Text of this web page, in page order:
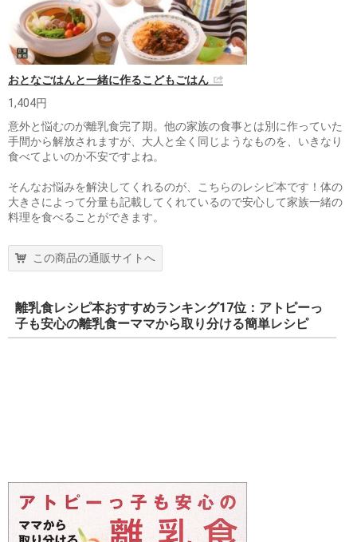
おとなごはんと一緒に作るこどもごはん
1,404円
意外と悩むのが離乳食完了期。他の家族の食事とは別に作っていた
手間から解放されますが、大人と全く同じようなものを、いきなり
食べてよいのか不安ですよね。
そんなお悩みを解決してくれるのが、こちらのレシピ本です！体の
大きさによって分量も記載してくれているので安心して家族一緒の
料理を食べることができます。
この商品の通販サイトへ
離乳食レシピ本おすすめランキング17位：アトピーっ
子も安心の離乳食ーママから取り分ける簡単レシピ